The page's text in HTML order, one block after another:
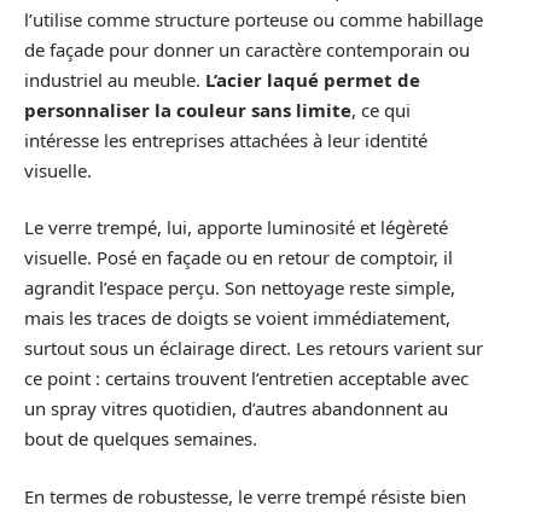
l’utilise comme structure porteuse ou comme habillage
de façade pour donner un caractère contemporain ou
industriel au meuble. L’acier laqué permet de
personnaliser la couleur sans limite, ce qui
intéresse les entreprises attachées à leur identité
visuelle.
Le verre trempé, lui, apporte luminosité et légèreté
visuelle. Posé en façade ou en retour de comptoir, il
agrandit l’espace perçu. Son nettoyage reste simple,
mais les traces de doigts se voient immédiatement,
surtout sous un éclairage direct. Les retours varient sur
ce point : certains trouvent l’entretien acceptable avec
un spray vitres quotidien, d’autres abandonnent au
bout de quelques semaines.
En termes de robustesse, le verre trempé résiste bien